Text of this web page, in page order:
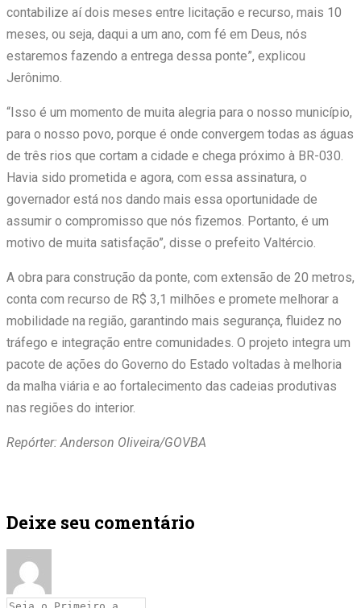
contabilize aí dois meses entre licitação e recurso, mais 10
meses, ou seja, daqui a um ano, com fé em Deus, nós
estaremos fazendo a entrega dessa ponte”, explicou
Jerônimo.
“Isso é um momento de muita alegria para o nosso município,
para o nosso povo, porque é onde convergem todas as águas
de três rios que cortam a cidade e chega próximo à BR-030.
Havia sido prometida e agora, com essa assinatura, o
governador está nos dando mais essa oportunidade de
assumir o compromisso que nós fizemos. Portanto, é um
motivo de muita satisfação”, disse o prefeito Valtércio.
A obra para construção da ponte, com extensão de 20 metros,
conta com recurso de R$ 3,1 milhões e promete melhorar a
mobilidade na região, garantindo mais segurança, fluidez no
tráfego e integração entre comunidades. O projeto integra um
pacote de ações do Governo do Estado voltadas à melhoria
da malha viária e ao fortalecimento das cadeias produtivas
nas regiões do interior.
Repórter: Anderson Oliveira/GOVBA
Deixe seu comentário